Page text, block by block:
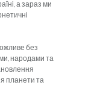
а зараз ми
без
народами та
планети та